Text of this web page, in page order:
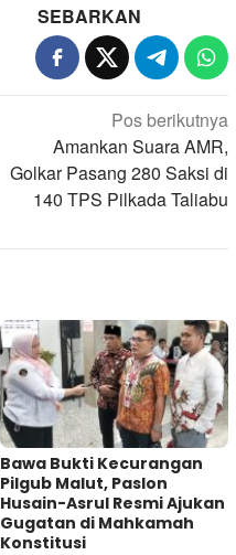
SEBARKAN
Pos berikutnya
Amankan Suara AMR,
Golkar Pasang 280 Saksi di
140 TPS Pilkada Taliabu
Bawa Bukti Kecurangan
Pilgub Malut, Paslon
Husain-Asrul Resmi Ajukan
Gugatan di Mahkamah
Konstitusi